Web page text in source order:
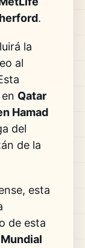
.
la
al
Qatar
Hamad
del
de la
esta
de esta
Mundial